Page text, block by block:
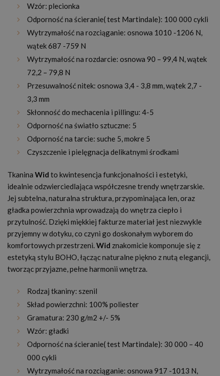
Wzór: plecionka
Odporność na ścieranie( test Martindale): 100 000 cykli
Wytrzymałość na rozciąganie: osnowa 1010 -1206 N,
wątek 687 -759 N
Wytrzymałość na rozdarcie: osnowa 90 – 99,4 N, wątek
72,2 – 79,8 N
Przesuwalność nitek: osnowa 3,4 - 3,8 mm, wątek 2,7 -
3,3 mm
Skłonność do mechacenia i pillingu: 4-5
Odporność na światło sztuczne: 5
Odporność na tarcie: suche 5, mokre 5
Czyszczenie i pielęgnacja delikatnymi środkami
Tkanina Wid to kwintesencja funkcjonalności i estetyki,
idealnie odzwierciedlająca współczesne trendy wnętrzarskie.
Jej subtelna, naturalna struktura, przypominająca len, oraz
gładka powierzchnia wprowadzają do wnętrza ciepło i
przytulność. Dzięki miękkiej fakturze materiał jest niezwykle
przyjemny w dotyku, co czyni go doskonałym wyborem do
komfortowych przestrzeni.Wid znakomicie komponuje się z
estetyką stylu BOHO, łącząc naturalne piękno z nutą elegancji,
tworząc przyjazne, pełne harmonii wnętrza.
Rodzaj tkaniny: szenil
Skład powierzchni: 100% poliester
Gramatura: 230 g/m2 +/- 5%
Wzór: gładki
Odporność na ścieranie( test Martindale): 30 000 – 40
000 cykli
Wytrzymałość na rozciąganie: osnowa 917 -1013 N,